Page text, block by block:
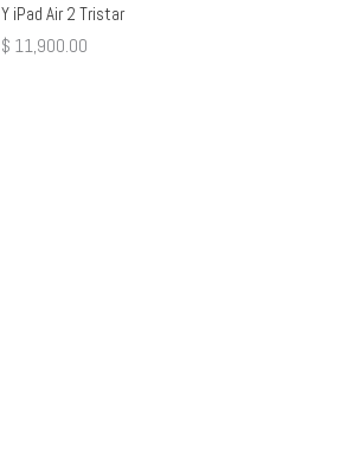
Y iPad Air 2 Tristar
$ 11,900.00